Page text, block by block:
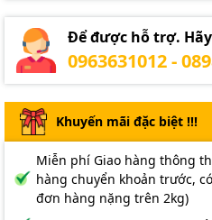
Để được hỗ trợ.
0963631012 -
Khuyến mãi đặc biệt !!!
Miễn phí Giao hàng thông
hàng chuyển khoản trước,
đơn hàng nặng trên 2kg)